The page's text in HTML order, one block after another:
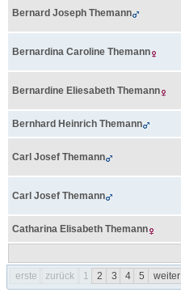
Bernard Joseph Themann
Bernardina Caroline Themann
Bernardine Eliesabeth Themann
Bernhard Heinrich Themann
Carl Josef Themann
Carl Josef Themann
Catharina Elisabeth Themann
erste zurück 1 2 3 4 5 weiter